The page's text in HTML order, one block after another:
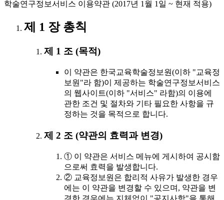
학술연구정보서비스 이용약관 (2017년 1월 1일 ~ 현재 적용)
제 1 장 총칙
제 1 조 (목적)
이 약관은 한국교육학술정보원(이하 "교육정
보원"라 함)이 제공하는 학술연구정보서비스
의 웹사이트(이하 "서비스" 라함)의 이용에
관한 조건 및 절차와 기타 필요한 사항을 규
정하는 것을 목적으로 합니다.
제 2 조 (약관의 효력과 변경)
① 이 약관은 서비스 메뉴에 게시하여 공시함
으로써 효력을 발생합니다.
② 교육정보원은 합리적 사유가 발생한 경우
에는 이 약관을 변경할 수 있으며, 약관을 변
경한 경우에는 지체없이 "공지사항"을 통해